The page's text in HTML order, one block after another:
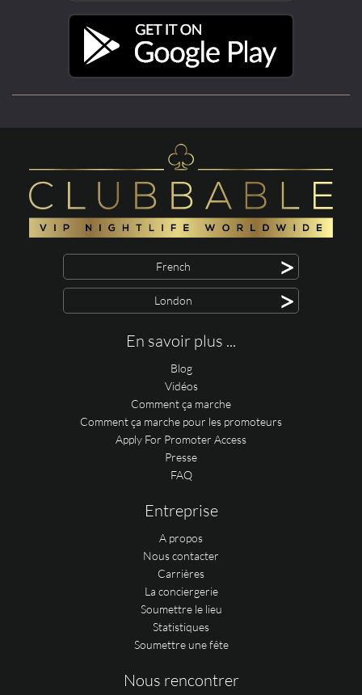
French >
London >
En savoir plus ...
Blog
Vidéos
Comment ça marche
Comment ça marche pour les promoteurs
Apply For Promoter Access
Presse
FAQ
Entreprise
A propos
Nous contacter
Carrières
La conciergerie
Soumettre le lieu
Statistiques
Soumettre une fête
Nous rencontrer